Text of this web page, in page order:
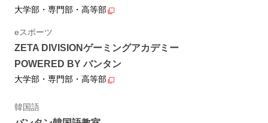
大学部・専門部・高等部
eスポーツ
ZETA DIVISIONゲーミングアカデミー
POWERED BY バンタン
大学部・専門部・高等部
韓国語